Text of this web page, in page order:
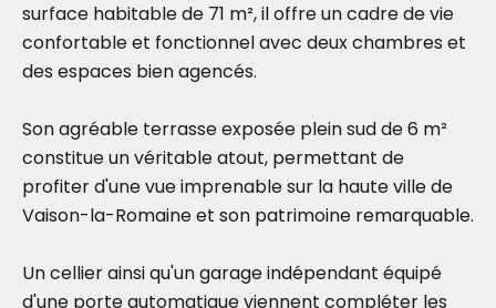
surface habitable de 71 m², il offre un cadre de vie
confortable et fonctionnel avec deux chambres et
des espaces bien agencés.
Son agréable terrasse exposée plein sud de 6 m²
constitue un véritable atout, permettant de
profiter d'une vue imprenable sur la haute ville de
Vaison-la-Romaine et son patrimoine remarquable.
Un cellier ainsi qu'un garage indépendant équipé
d'une porte automatique viennent compléter les